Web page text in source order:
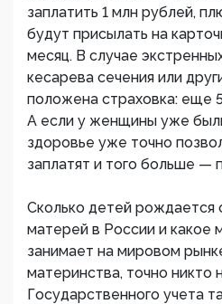
заплатить 1 млн рублей,
будут присылать на
месяц. В случае
кесарева сечения или
положена страховка: еще
А если у женщины уже
здоровье уже точно
заплатят и того больше —
Сколько детей рождается
матерей в России и какое
занимает на мировом
материнства, точно никто
Государственного учета